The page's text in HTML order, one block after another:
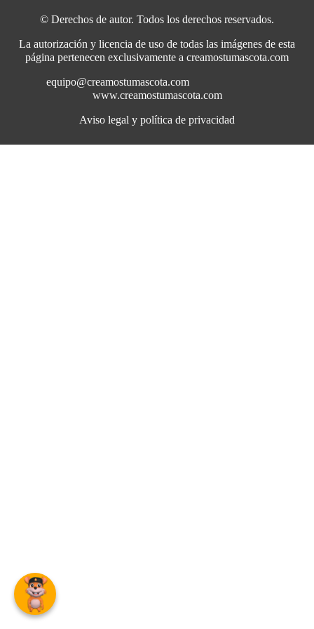
© Derechos de autor. Todos los derechos reservados.
La autorización y licencia de uso de todas las imágenes de esta
página pertenecen exclusivamente a creamostumascota.com
equipo@creamostumascota.com
www.creamostumascota.com
Aviso legal y política de privacidad